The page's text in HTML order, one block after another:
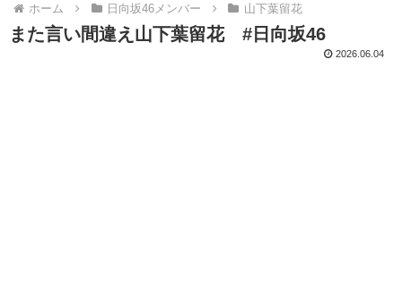
ホーム 日向坂46メンバー 山下葉留花
また言い間違え山下葉留花 #日向坂46
2026.06.04